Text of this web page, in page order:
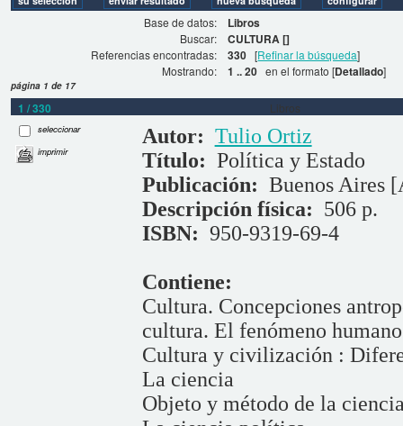
Base de datos: Libros
Buscar: CULTURA []
Referencias encontradas: 330 [Refinar la búsqueda]
Mostrando:
1 .. 20 en el formato [Detallado]
página 1 de 17
1 / 330 Libros
seleccionar
imprimir
Autor: Tulio Ortiz
Título: Política y Estado
Publicación: Buenos Aires
Descripción física: 506 p.
ISBN: 950-9319-69-4
Contiene:
Cultura. Concepciones
cultura. El fenómeno
Cultura y civilización :
La ciencia
Objeto y método de la